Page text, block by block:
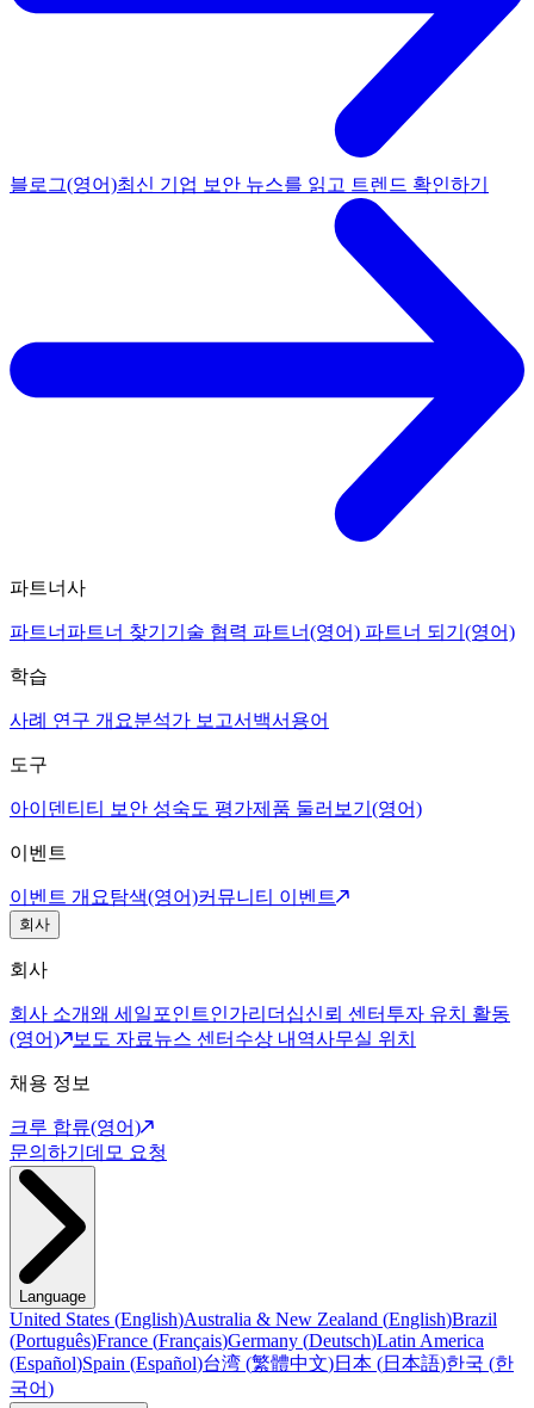
블로그(영어)최신 기업 보안 뉴스를 읽고 트렌드 확인하기
파트너사
파트너 파트너 찾기 기술 협력 파트너(영어) 파트너 되기(영어)
학습
사례 연구 개요분석가 보고서 백서 용어
도구
아이덴티티 보안 성숙도 평가제품 둘러보기(영어)
이벤트
이벤트 개요탐색(영어)커뮤니티 이벤트
회사
회사
회사 소개왜 세일포인트인가리더십신뢰 센터 투자 유치 활동
(영어)
보도 자료뉴스 센터 수상 내역사무실 위치
채용 정보
크루 합류(영어)
문의하기 데모 요청
Language
United States (English)Australia & New Zealand (English)Brazil
(Português)France (Français)Germany (Deutsch)Latin America
(Español)Spain (Español)台湾 (繁體中文)日本 (日本語)한국 (한
국어)